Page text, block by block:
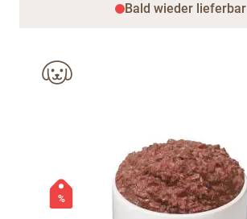
Bald wieder lieferbar
%